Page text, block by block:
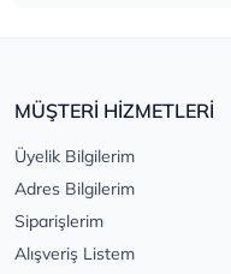
MÜŞTERİ HİZMETLERİ
Üyelik Bilgilerim
Adres Bilgilerim
Siparişlerim
Alışveriş Listem